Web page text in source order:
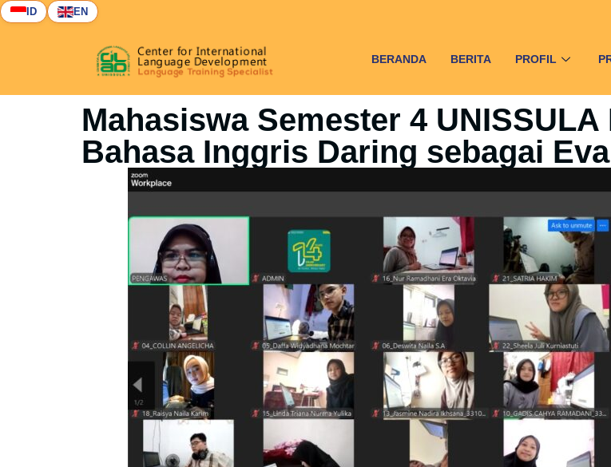
ID EN
BERANDA BERITA PROFIL
Mahasiswa Semester 4
Bahasa Inggris Daring sebagai